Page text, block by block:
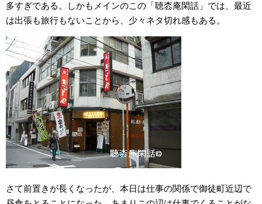
多すぎである。しかもメインのこの「聴枩庵閑話」では、最近
は出張も旅行もないことから、少々ネタ切れ感もある。
さて前置きが長くなったが、本日は仕事の関係で御徒町近辺で